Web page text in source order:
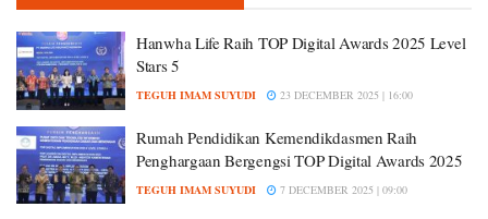
Hanwha Life Raih TOP Digital Awards 2025 Level
Stars 5
TEGUH IMAM SUYUDI 23 DECEMBER 2025 | 16:00
Rumah Pendidikan Kemendikdasmen Raih
Penghargaan Bergengsi TOP Digital Awards 2025
TEGUH IMAM SUYUDI 7 DECEMBER 2025 | 09:00